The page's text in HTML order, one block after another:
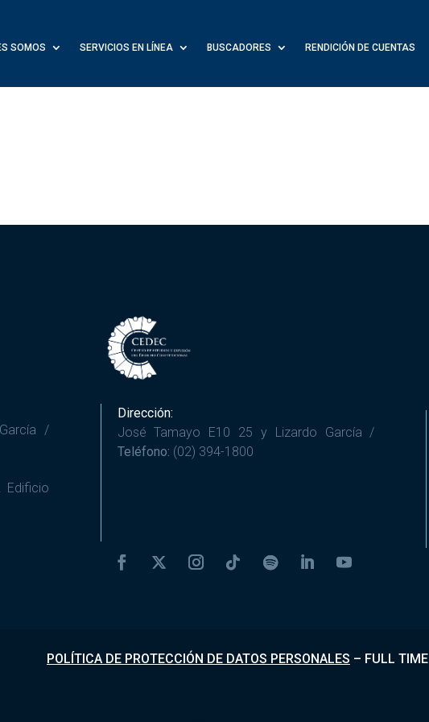
SOMOS SERVICIOS EN LÍNEA BUSCADORES RENDICIÓN DE CUENTAS
/
Edificio
Dirección:
José Tamayo E10 25 y Lizardo García /
Teléfono: (02) 394-1800
POLÍTICA DE PROTECCIÓN DE DATOS PERSONALES – FULL TIME